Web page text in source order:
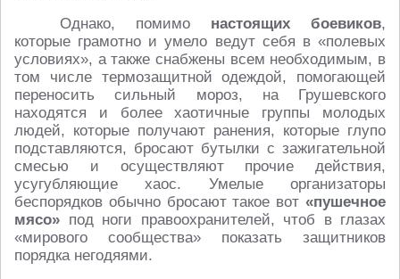
Однако, помимо настоящих боевиков,
которые грамотно и умело ведут себя в «полевых
условиях», а также снабжены всем необходимым, в
том числе термозащитной одеждой, помогающей
переносить сильный мороз, на Грушевского
находятся и более хаотичные группы молодых
людей, которые получают ранения, которые глупо
подставляются, бросают бутылки с зажигательной
смесью и осуществляют прочие действия,
усугубляющие хаос. Умелые организаторы
беспорядков обычно бросают такое вот «пушечное
мясо» под ноги правоохранителей, чтоб в глазах
«мирового сообщества» показать защитников
порядка негодяями.